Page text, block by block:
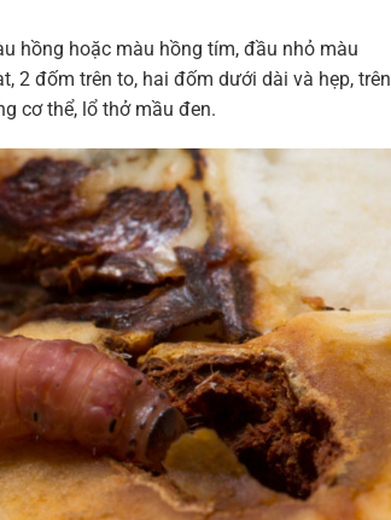
hồng hoặc màu hồng tím, đầu nhỏ màu
2 đốm trên to, hai đốm dưới dài và hẹp, trên
cơ thể, lổ thở mầu đen.